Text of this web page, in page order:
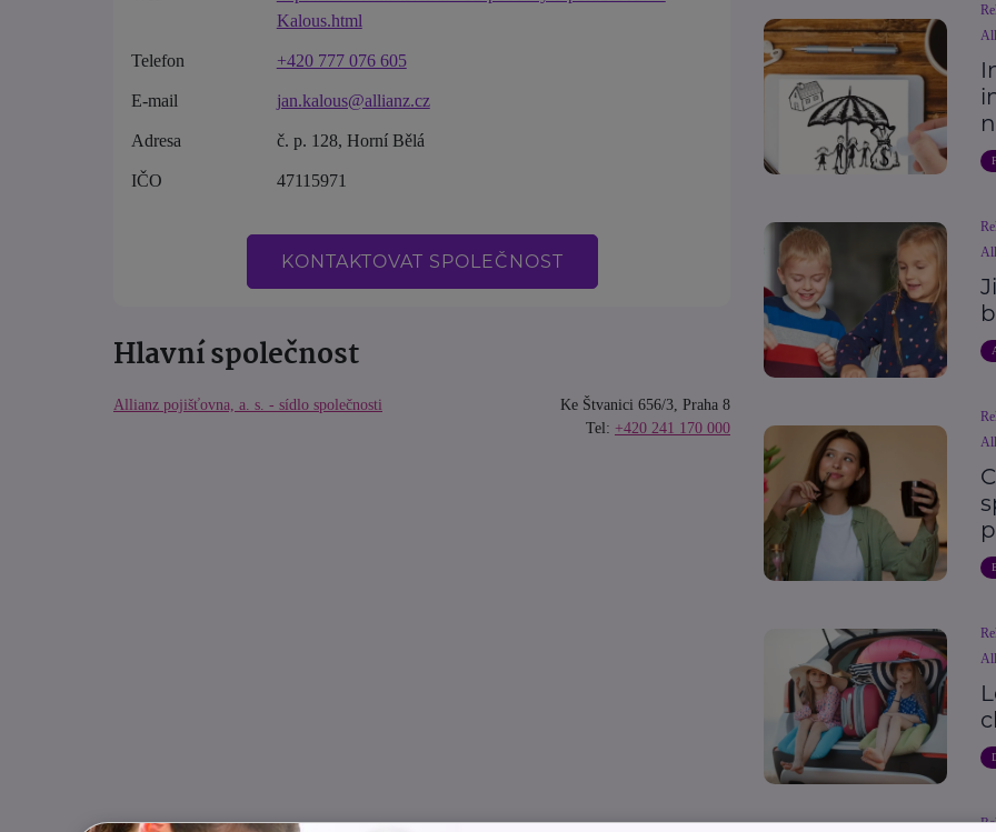
Kalous.html
Telefon +420 777 076 605
E-mail jan.kalous@allianz.cz
Adresa č. p. 128, Horní Bělá
IČO 47115971
KONTAKTOVAT SPOLEČNOST
Hlavní společnost
Allianz pojišťovna, a. s. - sídlo společnosti
Ke Štvanici 656/3, Praha 8
Tel: +420 241 170 000